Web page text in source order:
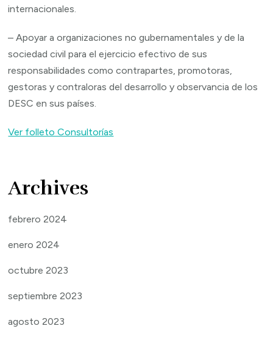
internacionales.
– Apoyar a organizaciones no gubernamentales y de la
sociedad civil para el ejercicio efectivo de sus
responsabilidades como contrapartes, promotoras,
gestoras y contraloras del desarrollo y observancia de los
DESC en sus países.
Ver folleto Consultorías
Archives
febrero 2024
enero 2024
octubre 2023
septiembre 2023
agosto 2023